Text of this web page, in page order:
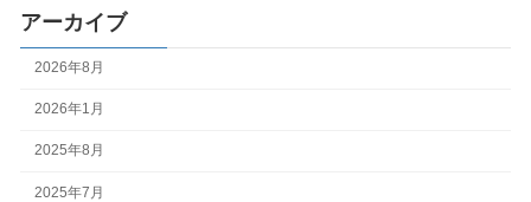
アーカイブ
2026年8月
2026年1月
2025年8月
2025年7月